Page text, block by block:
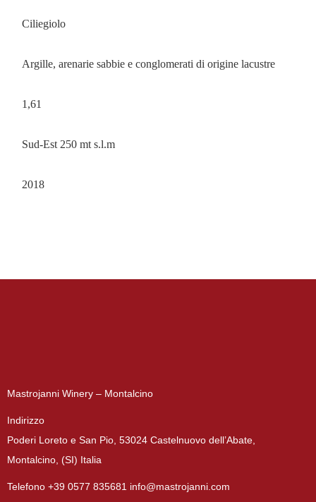
Ciliegiolo
Argille, arenarie sabbie e conglomerati di origine lacustre
1,61
Sud-Est 250 mt s.l.m
2018
Mastrojanni Winery – Montalcino
Indirizzo
Poderi Loreto e San Pio, 53024 Castelnuovo dell’Abate,
Montalcino, (SI) Italia
Telefono +39 0577 835681 info@mastrojanni.com